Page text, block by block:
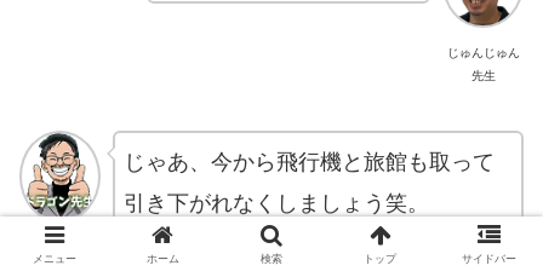
じゅんじゅん
先生
ドラゴン先生
じゃあ、今から飛行機と旅館も取って
引き下がれなくしましょう笑。
怖いけど予定を入れる。
そしたら、も
メニュー ホーム 検索 トップ サイドバー